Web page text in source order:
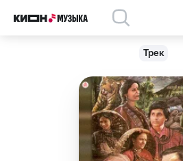
Трек